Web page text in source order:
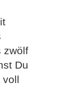
zwölf
Du
voll